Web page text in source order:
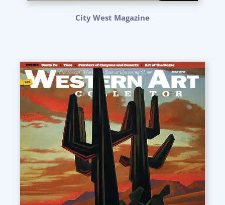
City West Magazine